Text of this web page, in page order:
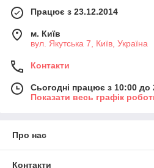
Працює з 23.12.2014
м. Київ
вул. Якутська 7, Київ, Україна
Контакти
Сьогодні працює з 10:00 до
Показати весь графік
Про нас
Контакти